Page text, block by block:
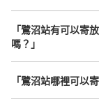
放
樂器、嬰兒
「鷺沼站有可以寄
嗎？」
「鷺沼站哪裡可以